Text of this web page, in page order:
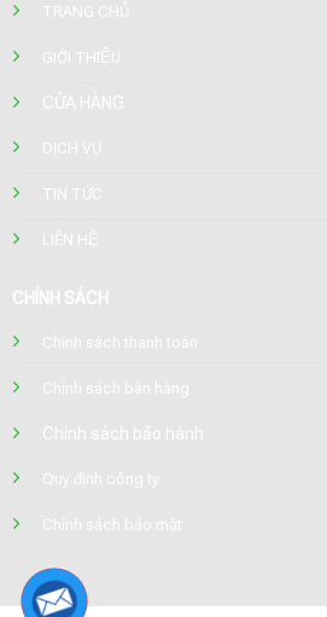
TRANG CHỦ
GIỚI THIỆU
CỬA HÀNG
DỊCH VỤ
TIN TỨC
LIÊN HỆ
CHÍNH SÁCH
Chính sách thanh toán
Chính sách bán hàng
Chính sách bảo hành
Quy định công ty
Chính sách bảo mật